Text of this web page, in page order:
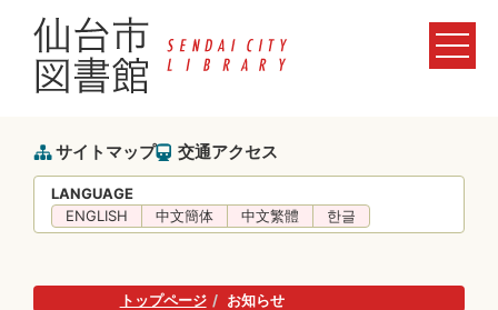
サイトマップ 交通アクセス
LANGUAGE
ENGLISH
中文簡体 中文繁體 한글
トップページ お知らせ